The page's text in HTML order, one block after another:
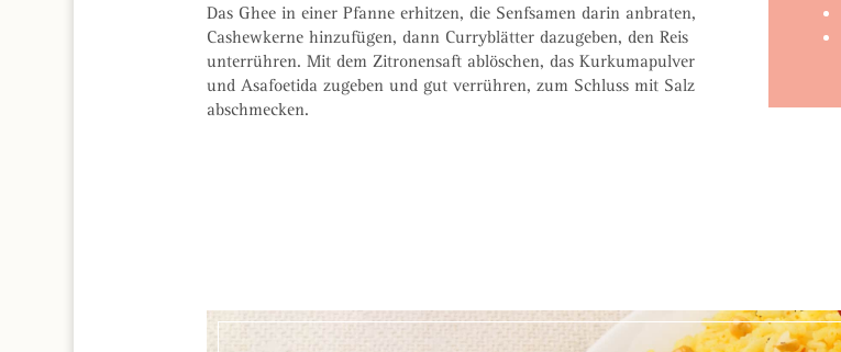
Das Ghee in einer Pfanne erhitzen, die Senfsamen darin anbraten,
Cashewkerne hinzufügen, dann Curryblätter dazugeben, den Reis
unterrühren. Mit dem Zitronensaft ablöschen, das Kurkumapulver
und Asafoetida zugeben und gut verrühren, zum Schluss mit Salz
abschmecken.